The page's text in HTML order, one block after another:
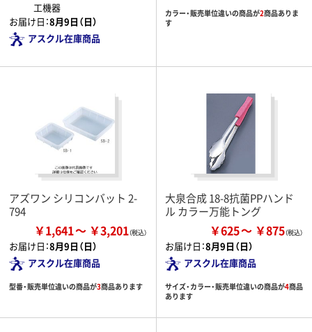
工機器
お届け日：8月9日（日）
アスクル在庫商品
カラー・販売単位違いの商品が2商品ありま
す
アズワン シリコンバット 2-
794
￥1,641 ￥3,201
お届け日：8月9日（日）
アスクル在庫商品
型番・販売単位違いの商品が3商品あります
大泉合成 18-8抗菌PPハンド
ル カラー万能トング
￥625 ￥875
お届け日：8月9日（日）
アスクル在庫商品
サイズ・カラー・販売単位違いの商品が4商品
あります